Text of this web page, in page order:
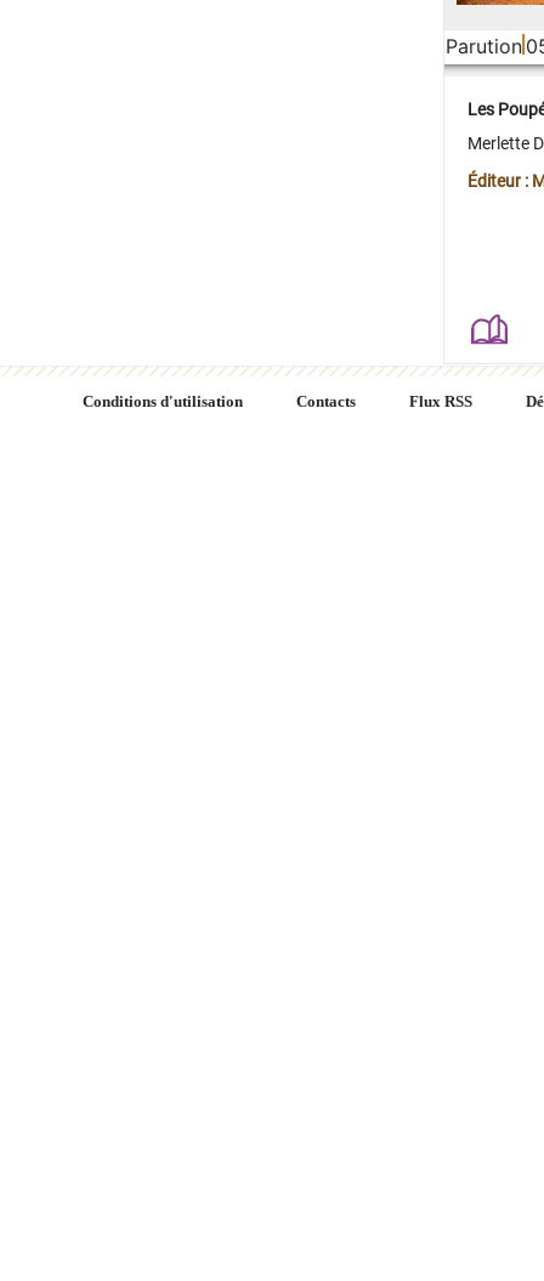
Parution
Les
Merlette
Éditeur :
Conditions d'utilisation Contacts Flux RSS